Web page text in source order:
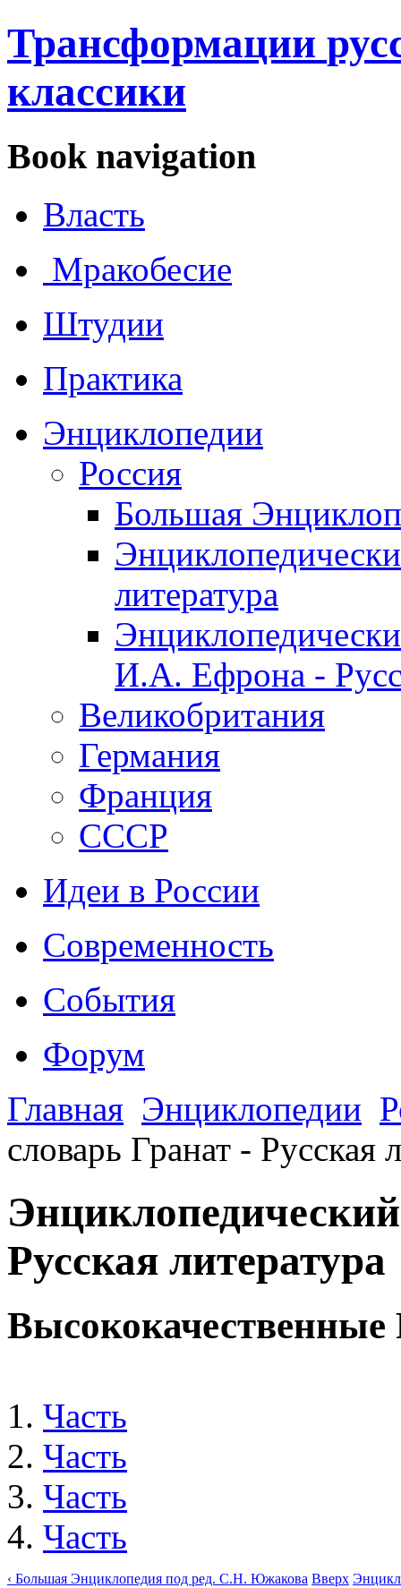
Трансформации
классики
Book navigation
Власть
Мракобесие
Штудии
Практика
Энциклопедии
Россия
Большая
литература
И.А. Ефрона -
Великобритания
Германия
Франция
CCCР
Идеи в России
Современность
События
Форум
Главная Энциклопедии
словарь Гранат - Русская
Русская литература
Часть
Часть
Часть
Часть
‹ Большая Энциклопедия под ред. С.Н. Южакова Вверх